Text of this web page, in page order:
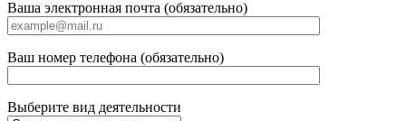
Ваша электронная почта (обязательно)
Ваш номер телефона (обязательно)
Выберите вид деятельности